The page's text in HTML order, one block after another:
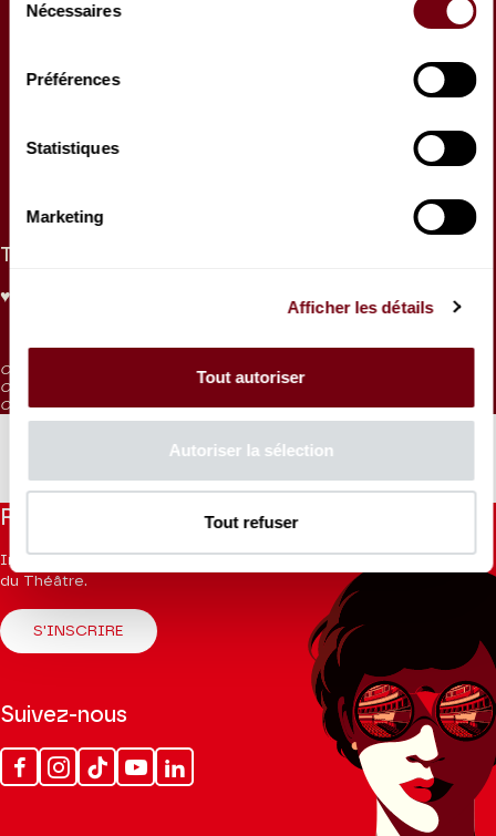
Nécessaires
Préférences
Statistiques
Marketing
Afficher les détails
Tout autoriser
Autoriser la sélection
Tout refuser
Un Dimanche avec... Alexandra
Dovgan
Régulière invitée depuis 2019, Alexandra Dovgan
impressionne depuis toujours par sa maturité de jeu
♥ ORCH.
CAT. 5
CAT. 6 CAT. 7
CAT. 5 : visibilité réduite
CAT. 6 : visibilité très réduite
CAT. 7 : places d'écoute / en vente aux caisses 1h avant la représentation
Restez informés
Inscrivez-vous à la newsletter pour recevoir les informations
du Théâtre.
S'INSCRIRE
Suivez-nous
FacebookInstagram
Tik
Tok
YoutubeLinkedin